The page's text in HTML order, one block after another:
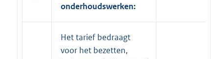
onderhoudswerken:
Het tarief bedraagt
voor het bezetten,